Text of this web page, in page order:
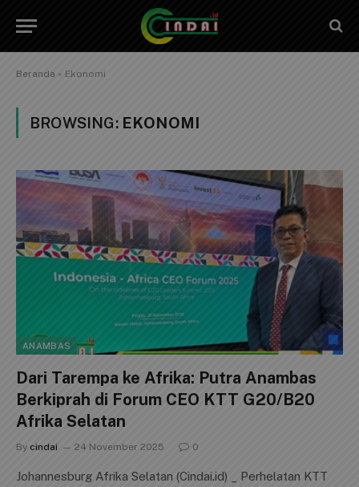
Beranda » Ekonomi
BROWSING: EKONOMI
ANAMBAS
Dari Tarempa ke Afrika: Putra Anambas
Berkiprah di Forum CEO KTT G20/B20
Afrika Selatan
By cindai 24 November 2025 0
Johannesburg Afrika Selatan (Cindai.id) _ Perhelatan KTT